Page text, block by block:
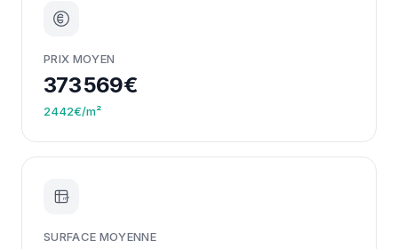
PRIX MOYEN
373 569€
2442€/m²
m²
SURFACE MOYENNE